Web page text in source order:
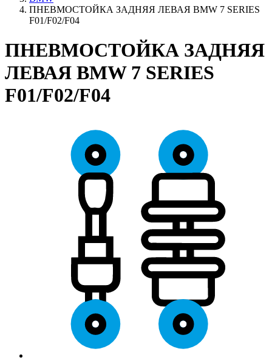
ПНЕВМОСТОЙКА ЗАДНЯЯ ЛЕВАЯ BMW 7 SERIES
F01/F02/F04
ПНЕВМОСТОЙКА ЗАДНЯЯ
ЛЕВАЯ BMW 7 SERIES
F01/F02/F04